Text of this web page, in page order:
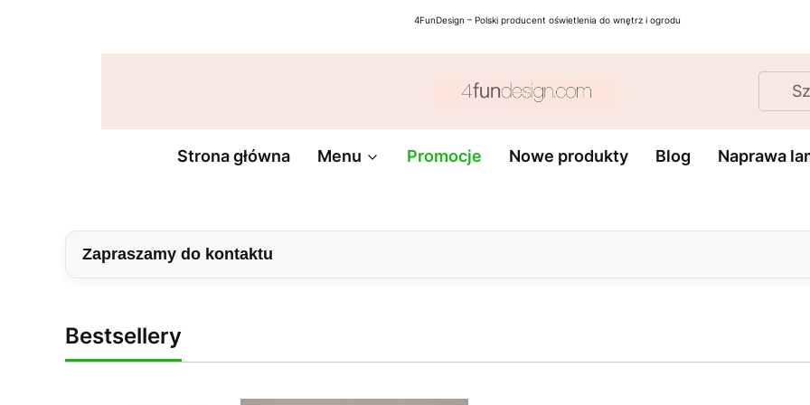
4FunDesign – Polski producent oświetlenia do wnętrz i ogrodu
Strona główna Menu Promocje Nowe produkty Blog Naprawa
sufitowe
Kinkiety
Lampy
ogrodowe
Żyrandole
Lampy
podłogowe
Zapraszamy do kontaktu
Bestsellery